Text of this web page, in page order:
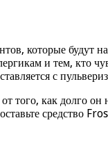
которые будут
и тем, кто
с
того, как долго
средство